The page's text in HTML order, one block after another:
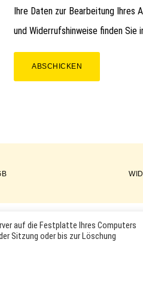
Ihre Daten zur Bearbeitung
und Widerrufshinweise finden Sie
ABSCHICKEN
·LOG IN
ZUR IDENTIFIKATION DER
WARENZEICHEN
auf die Festplatte Ihres Computers
Sitzung oder bis zur Löschung